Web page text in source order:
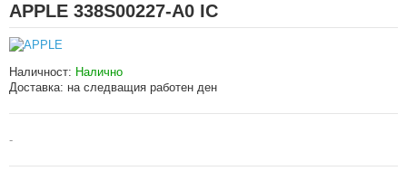
APPLE 338S00227-A0 IC
Наличност: Налично
Доставка: на следващия работен ден
-